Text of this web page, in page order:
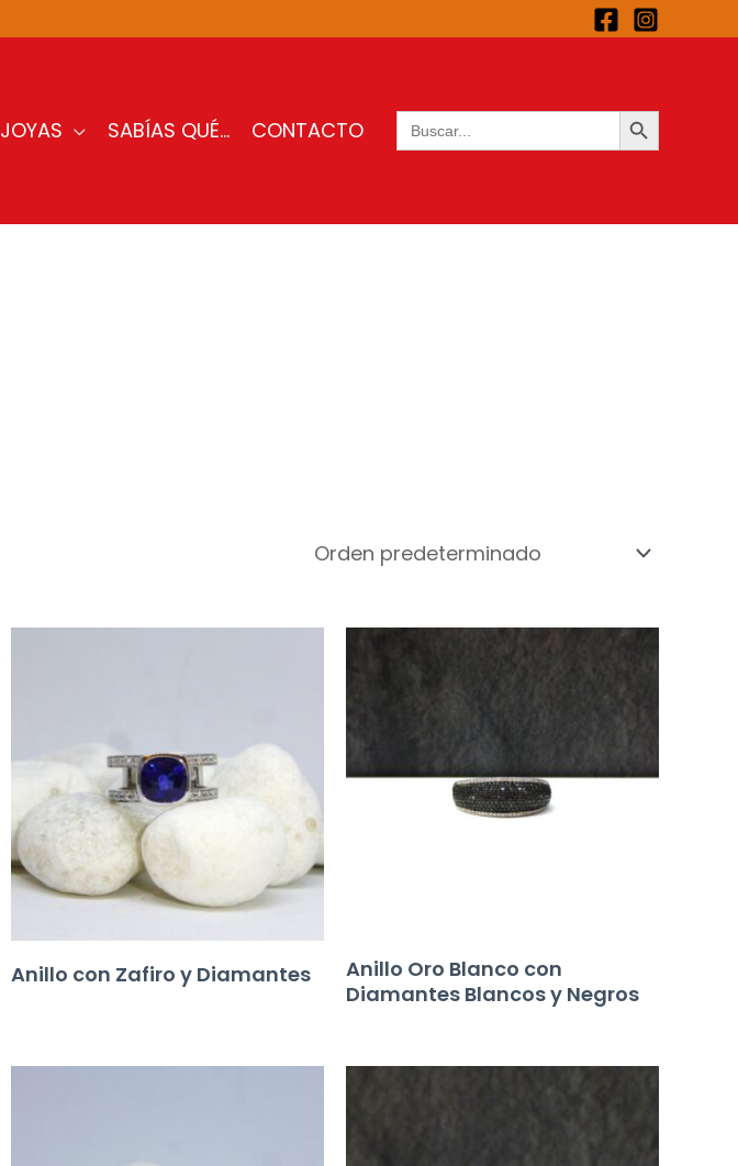
JOYAS SABÍAS QUÉ… CONTACTO Buscar: BOTÓN DE BÚSQUEDA
Anillo con Zafiro y Diamantes
Anillo Oro Blanco con
Diamantes Blancos y Negros